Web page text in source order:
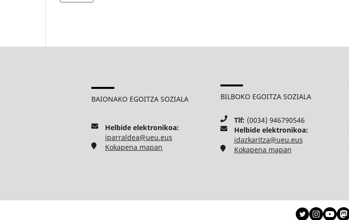
BAIONAKO EGOITZA SOZIALA
Helbide elektronikoa:
iparraldea@ueu.eus
Kokapena mapan
BILBOKO EGOITZA SOZIALA
Tlf: (0034) 946790546
Helbide elektronikoa:
idazkaritza@ueu.eus
Kokapena mapan